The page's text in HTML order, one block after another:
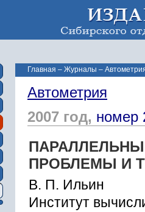
Главная – Журналы –
Автометрия
2007 год, номер
ПРОБЛЕМЫ И
В. П. Ильин
Институт